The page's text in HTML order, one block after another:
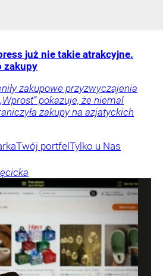
już nie takie atrakcyjne.
zakupy
zakupowe przyzwyczajenia
pokazuje, że niemal
zakupy na azjatyckich
Twój portfel Tylko u Nas